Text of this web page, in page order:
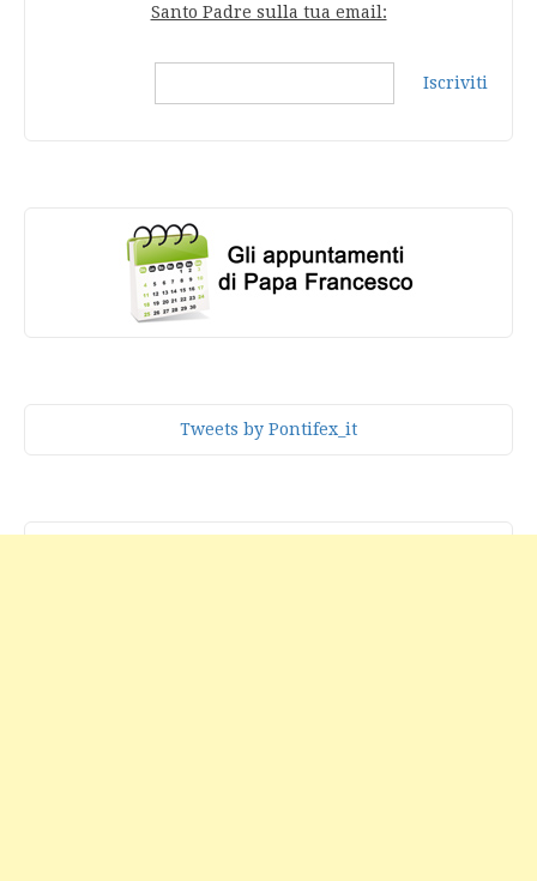
Santo Padre sulla tua email:
Iscriviti
Tweets by Pontifex_it